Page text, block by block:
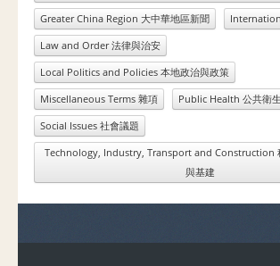
Greater China Region 大中華地區新聞
Law and Order 法律與治安
Local Politics and Policies 本地政治與政策
Miscellaneous Terms 雜項
Public Health 公共衛生
Social Issues 社會議題
Technology, Industry, Transport and Construction
與基建